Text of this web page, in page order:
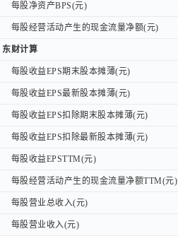
每股净资产BPS(元)
每股经营活动产生的现金流量净额(元)
东财计算
每股收益EPS期末股本摊薄(元)
每股收益EPS最新股本摊薄(元)
每股收益EPS扣除期末股本摊薄(元)
每股收益EPS扣除最新股本摊薄(元)
每股收益EPSTTM(元)
每股经营活动产生的现金流量净额TTM(元)
每股营业总收入(元)
每股营业收入(元)
每股净资产BPS(元)
每股经营活动产生的现金流量净额(元)
东财计算
每股收益EPS期末股本摊薄(元)
每股收益EPS最新股本摊薄(元)
每股收益EPS扣除期末股本摊薄(元)
每股收益EPS扣除最新股本摊薄(元)
每股收益EPSTTM(元)
每股经营活动产生的现金流量净额TTM(元)
每股营业总收入(元)
每股营业收入(元)